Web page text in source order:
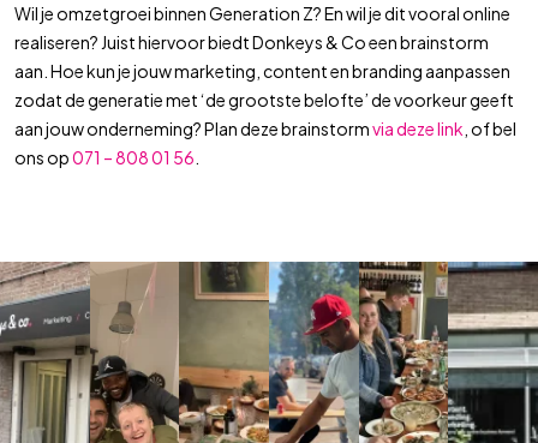
Wil je omzetgroei binnen Generation Z? En wil je dit vooral online
realiseren? Juist hiervoor biedt Donkeys & Co een brainstorm
aan. Hoe kun je jouw marketing, content en branding aanpassen
zodat de generatie met ‘de grootste belofte’ de voorkeur geeft
aan jouw onderneming? Plan deze brainstormvia deze link , of bel
ons op071 – 808 01 56